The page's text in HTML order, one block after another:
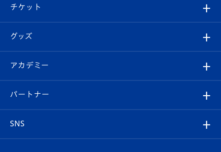
チケット
イベント
メディア
ホームタウン
エンブレム紹介
スタッフプロフィール
マスコット紹介
はじめての観戦ガイド
Revive Team
ヴィヴィくんの長崎おもてなしガイド
試合日程/結果
フォトギャラリー
スタジアムグルメ
チケット
チケット
V-LOVERS（ファンクラブ）
プレイヤーズスイート
グッズ
オンラインショップ
店舗情報
アカデミー
育成からのお知らせ
U-18
パートナー
SNS